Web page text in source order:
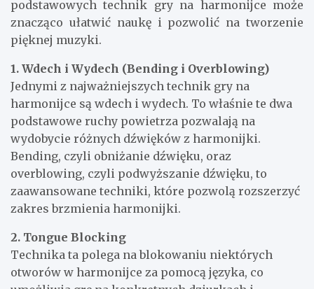
podstawowych technik gry na harmonijce może
znacząco ułatwić naukę i pozwolić na tworzenie
pięknej muzyki.
1. Wdech i Wydech (Bending i Overblowing)
Jednymi z najważniejszych technik gry na
harmonijce są wdech i wydech. To właśnie te dwa
podstawowe ruchy powietrza pozwalają na
wydobycie różnych dźwięków z harmonijki.
Bending, czyli obniżanie dźwięku, oraz
overblowing, czyli podwyższanie dźwięku, to
zaawansowane techniki, które pozwolą rozszerzyć
zakres brzmienia harmonijki.
2. Tongue Blocking
Technika ta polega na blokowaniu niektórych
otworów w harmonijce za pomocą języka, co